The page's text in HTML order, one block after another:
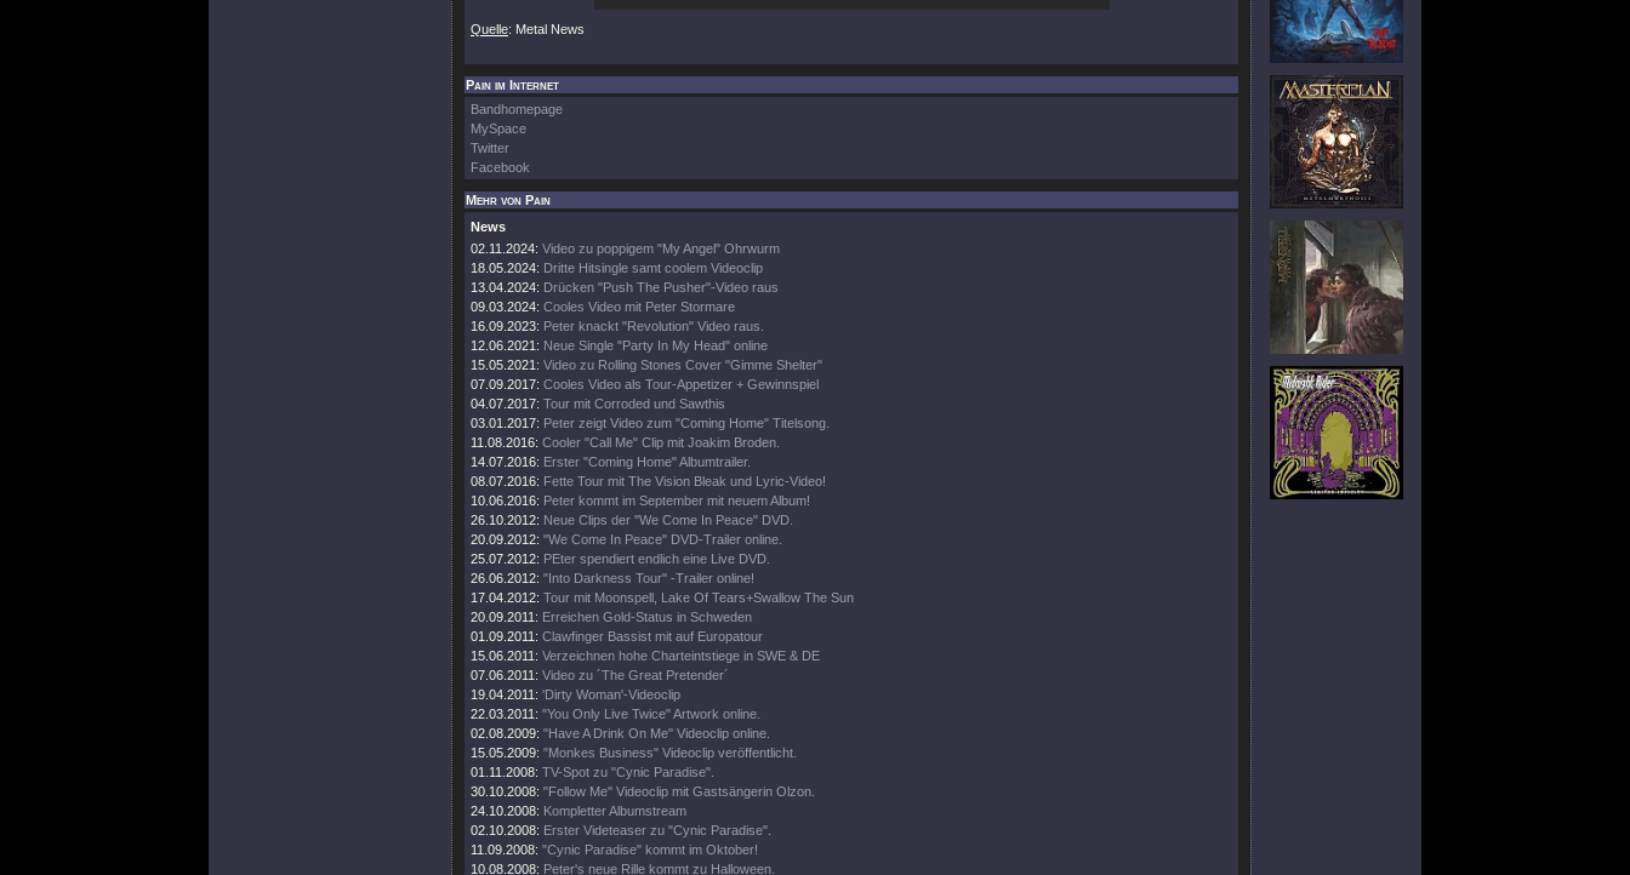
Quelle: Metal News
Pain im Internet
Bandhomepage
MySpace
Twitter
Facebook
Mehr von Pain
News
02.11.2024: Video zu poppigem "My Angel" Ohrwurm
18.05.2024: Dritte Hitsingle samt coolem Videoclip
13.04.2024: Drücken "Push The Pusher"-Video raus
09.03.2024: Cooles Video mit Peter Stormare
16.09.2023: Peter knackt "Revolution" Video raus.
12.06.2021: Neue Single "Party In My Head" online
15.05.2021: Video zu Rolling Stones Cover "Gimme Shelter"
07.09.2017: Cooles Video als Tour-Appetizer + Gewinnspiel
04.07.2017: Tour mit Corroded und Sawthis
03.01.2017: Peter zeigt Video zum "Coming Home" Titelsong.
11.08.2016: Cooler "Call Me" Clip mit Joakim Broden.
14.07.2016: Erster "Coming Home" Albumtrailer.
08.07.2016: Fette Tour mit The Vision Bleak und Lyric-Video!
10.06.2016: Peter kommt im September mit neuem Album!
26.10.2012: Neue Clips der "We Come In Peace" DVD.
20.09.2012: "We Come In Peace" DVD-Trailer online.
25.07.2012: PEter spendiert endlich eine Live DVD.
26.06.2012: "Into Darkness Tour" -Trailer online!
17.04.2012: Tour mit Moonspell, Lake Of Tears+Swallow The Sun
20.09.2011: Erreichen Gold-Status in Schweden
01.09.2011: Clawfinger Bassist mit auf Europatour
15.06.2011: Verzeichnen hohe Charteintstiege in SWE & DE
07.06.2011: Video zu ´The Great Pretender´
19.04.2011: 'Dirty Woman'-Videoclip
22.03.2011: "You Only Live Twice" Artwork online.
02.08.2009: "Have A Drink On Me" Videoclip online.
15.05.2009: "Monkes Business" Videoclip veröffentlicht.
01.11.2008: TV-Spot zu "Cynic Paradise".
30.10.2008: "Follow Me" Videoclip mit Gastsängerin Olzon.
24.10.2008: Kompletter Albumstream
02.10.2008: Erster Videteaser zu "Cynic Paradise".
11.09.2008: "Cynic Paradise" kommt im Oktober!
10.08.2008: Peter's neue Rille kommt zu Halloween.